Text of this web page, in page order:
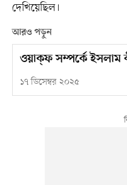
দেখিয়েছিল।
আরও পড়ুন
ওয়াক্‌ফ সম্পর্কে ইসলাম
১৭ ডিসেম্বর ২০২৫